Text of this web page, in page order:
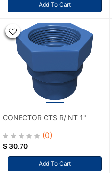
Add To Cart
CONECTOR CTS R/INT 1"
(0)
$ 30.70
Add To Cart